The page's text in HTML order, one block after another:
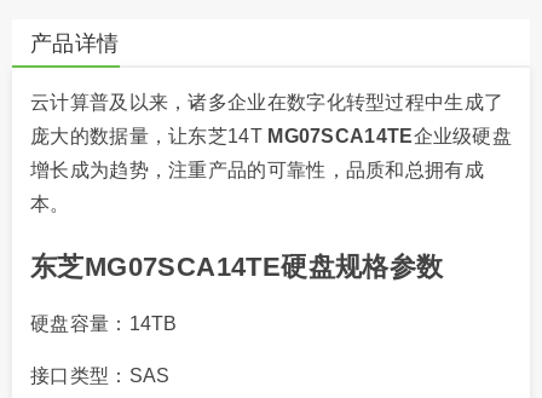
产品详情
云计算普及以来，诸多企业在数字化转型过程中生成了
庞大的数据量，让东芝14T MG07SCA14TE企业级硬盘
增长成为趋势，注重产品的可靠性，品质和总拥有成
本。
东芝MG07SCA14TE硬盘规格参数
硬盘容量：14TB
接口类型：SAS